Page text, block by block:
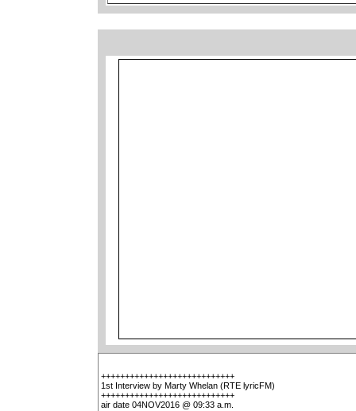
++++++++++++++++++++++++++++
1st Interview by Marty Whelan (RTE lyricFM)
++++++++++++++++++++++++++++
air date 04NOV2016 @ 09:33 a.m.